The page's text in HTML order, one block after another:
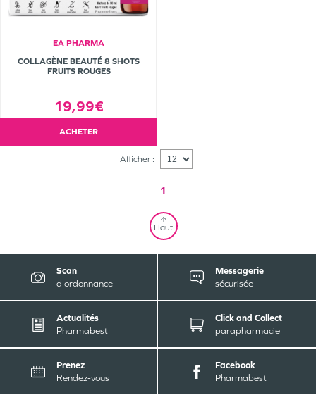
EA PHARMA
COLLAGÈNE BEAUTÉ 8 SHOTS
FRUITS ROUGES
19,99€
ACHETER
Afficher :
1
Haut
Scan
d'ordonnance
Messagerie
sécurisée
Actualités
Pharmabest
Click and Collect
parapharmacie
Prenez
Rendez-vous
Facebook
Pharmabest